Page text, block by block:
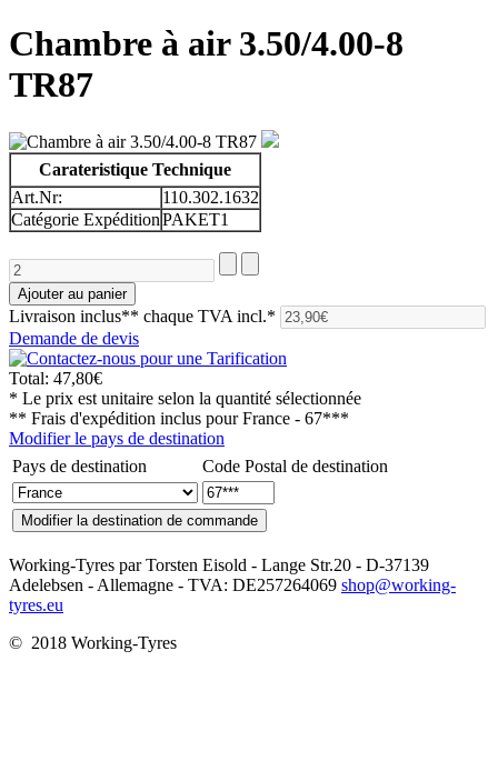
Chambre à air 3.50/4.00-8
TR87
Carateristique Technique
Art.Nr:
110.302.1632
Catégorie ExpéditionPAKET1
Livraison inclus** chaque TVA incl.*
Demande de devis
Total: 47,80€
* Le prix est unitaire selon la quantité sélectionnée
** Frais d'expédition inclus pourFrance - 67***
Modifier le pays de destination
Pays de destination
Code Postal de destination
Working-Tyres par Torsten Eisold - Lange Str.20 - D-37139
Adelebsen - Allemagne - TVA: DE257264069 shop@working-
tyres.eu
© 2018 Working-Tyres